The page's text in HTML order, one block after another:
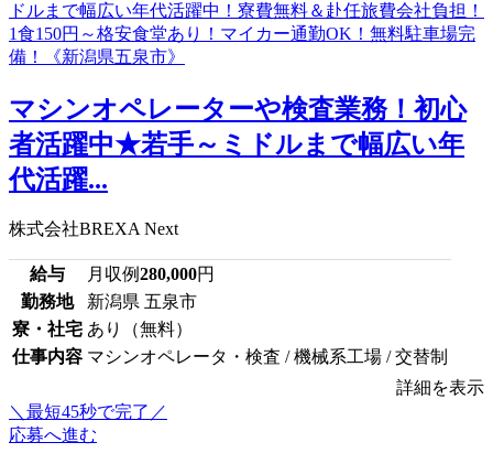
マシンオペレーターや検査業務！初心
者活躍中★若手～ミドルまで幅広い年
代活躍...
株式会社BREXA Next
給与 月収例280,000円
勤務地
新潟県 五泉市
寮・社宅 あり（無料）
仕事内容 マシンオペレータ・検査 / 機械系工場 / 交替制
詳細を表示
＼最短45秒で完了／
応募へ進む